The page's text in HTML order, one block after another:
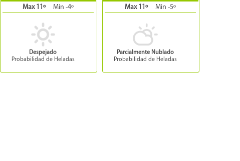
Max 11º Min -4º
Despejado
Probabilidad de Heladas
Max 11º Min -5º
Parcialmente Nublado
Probabilidad de Heladas